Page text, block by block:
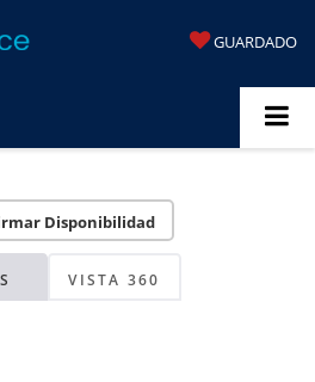
GUARDADO
Disponibilidad
VISTA 360
revise luego